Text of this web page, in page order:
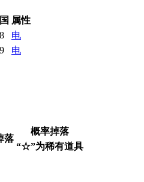
属性
电
电
落
概率掉落
“☆”为稀有道具